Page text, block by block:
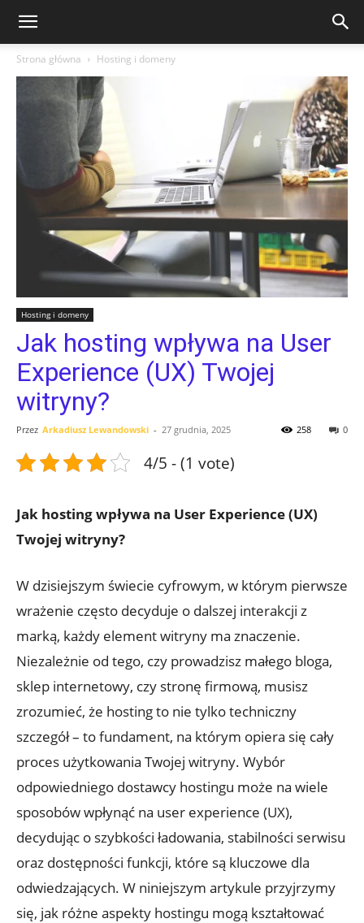
Strona główna Hosting i domeny
Hosting i domeny
Jak hosting wpływa na User
Experience (UX) Twojej
witryny?
Przez Arkadiusz Lewandowski - 27 grudnia, 2025 0
258
4/5 - (1 vote)
Jak hosting wpływa na User Experience (UX)
Twojej witryny?
W dzisiejszym świecie cyfrowym, w którym pierwsze
wrażenie często decyduje o dalszej interakcji z
marką, każdy element witryny ma znaczenie.
Niezależnie od tego, czy prowadzisz małego bloga,
sklep internetowy, czy stronę firmową, musisz
zrozumieć, że hosting to nie tylko techniczny
szczegół – to fundament, na którym opiera się cały
proces użytkowania Twojej witryny. Wybór
odpowiedniego dostawcy hostingu może na wiele
sposobów wpłynąć na user experience (UX),
decydując o szybkości ładowania, stabilności serwisu
oraz dostępności funkcji, które są kluczowe dla
odwiedzających. W niniejszym artykule przyjrzymy
się, jak różne aspekty hostingu mogą kształtować